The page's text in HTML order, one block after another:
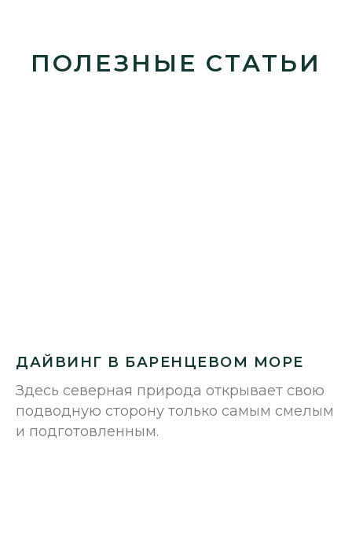
ПОЛЕЗНЫЕ СТАТЬИ
ДАЙВИНГ В БАРЕНЦЕВОМ МОРЕ
Здесь северная природа открывает свою
подводную сторону только самым смелым
и подготовленным.